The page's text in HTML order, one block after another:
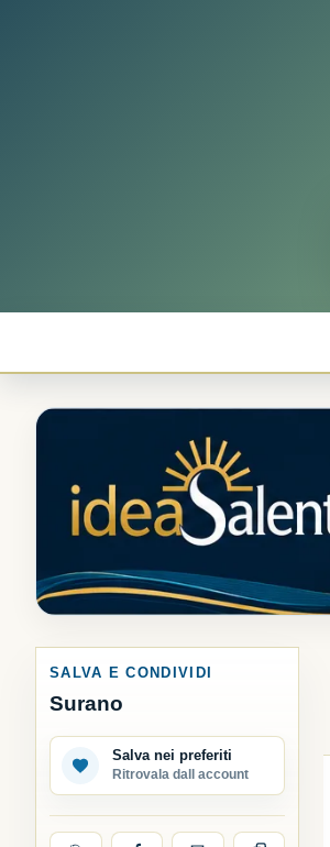
SALVA E CONDIVIDI
Surano
Salva nei preferiti
Ritrovala dall account